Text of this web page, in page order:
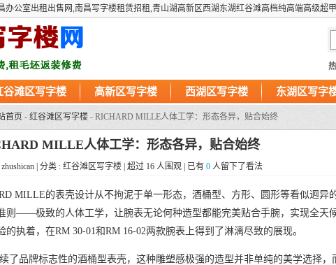
办公室出租出售网,南昌写字楼租赁招租,青山湖高新区西湖东湖红谷滩高档纯高端高级超
谷滩区写字楼 高新区写字楼 西湖区写字楼 东湖区写字
首页 - 红谷滩区写字楼 - RICHARD MILLE人体工学：形态各异，贴合始终
MILLE人体工学：形态各异，贴合始终
| 分类 : 红谷滩区写字楼 | 超过 16 人围观 | 已有 0 人留下了看法
MILLE的表壳设计从不拘泥于单一形态，酒桶型、方形、圆形等看似迥异
则——极致的人体工学，让腕表无论何种造型都能完美贴合手腕，实现全天
的执着，在RM 30-01和RM 16-02两款腕表上得到了淋漓尽致的展现。
了品牌标志性的酒桶型表壳，这种雕塑感极强的造型并非单纯的美学选择，